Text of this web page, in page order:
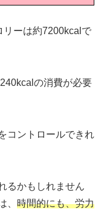
リーは約7200kcalで
の消費が必要
コントロールできれ
るかもしれません
、 時間的にも、労力